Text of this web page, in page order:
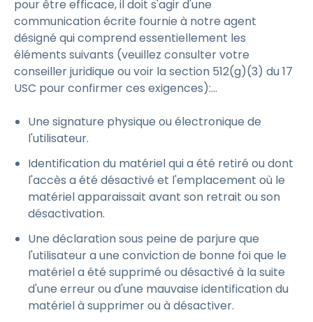
pour être efficace, il doit s'agir d'une
communication écrite fournie à notre agent
désigné qui comprend essentiellement les
éléments suivants (veuillez consulter votre
conseiller juridique ou voir la section 512(g)(3) du 17
USC pour confirmer ces exigences):...
Une signature physique ou électronique de
l'utilisateur.
Identification du matériel qui a été retiré ou dont
l'accès a été désactivé et l'emplacement où le
matériel apparaissait avant son retrait ou son
désactivation.
Une déclaration sous peine de parjure que
l'utilisateur a une conviction de bonne foi que le
matériel a été supprimé ou désactivé à la suite
d'une erreur ou d'une mauvaise identification du
matériel à supprimer ou à désactiver.